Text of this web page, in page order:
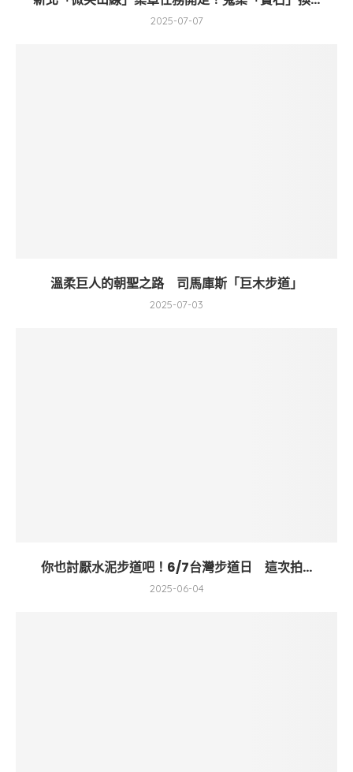
2025-07-07
溫柔巨人的朝聖之路 司馬庫斯「巨木步道」
2025-07-03
你也討厭水泥步道吧！6/7台灣步道日 這次拍...
2025-06-04